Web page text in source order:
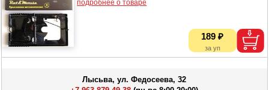
подробнее о товаре
189 ₽
Лысьва, ул. Федосеева, 32